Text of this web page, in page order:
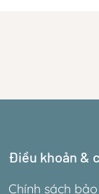
Điều khoản &
Chính sách